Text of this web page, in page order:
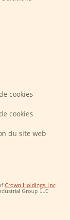
cookies
cookies
du site web
Crown Holdings, Inc(Opens
in
Group LLC